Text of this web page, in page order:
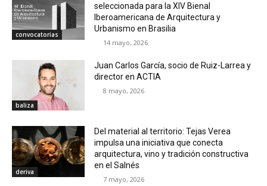
convocatorias
seleccionada para la XIV Bienal
Iberoamericana de Arquitectura y
Urbanismo en Brasilia
14 mayo, 2026
baliza
Juan Carlos García, socio de Ruiz-Larrea y
director en ACTIA
8 mayo, 2026
deriva
Del material al territorio: Tejas Verea
impulsa una iniciativa que conecta
arquitectura, vino y tradición constructiva
en el Salnés
7 mayo, 2026